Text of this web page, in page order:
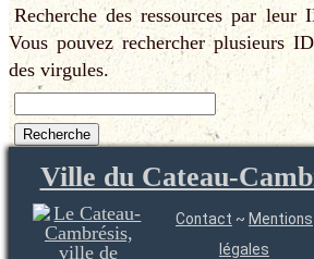
Recherche des ressources par leur
Vous pouvez rechercher plusieurs
des virgules.
Ville du Cateau-
Contact ~ Mentions
légales